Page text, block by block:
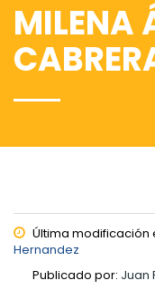
MILENA
Última modificación
Hernandez
Publicado por: Juan